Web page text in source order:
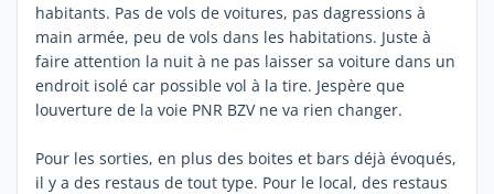
habitants. Pas de vols de voitures, pas dagressions à
main armée, peu de vols dans les habitations. Juste à
faire attention la nuit à ne pas laisser sa voiture dans un
endroit isolé car possible vol à la tire. Jespère que
louverture de la voie PNR BZV ne va rien changer.
Pour les sorties, en plus des boites et bars déjà évoqués,
il y a des restaus de tout type. Pour le local, des restaus